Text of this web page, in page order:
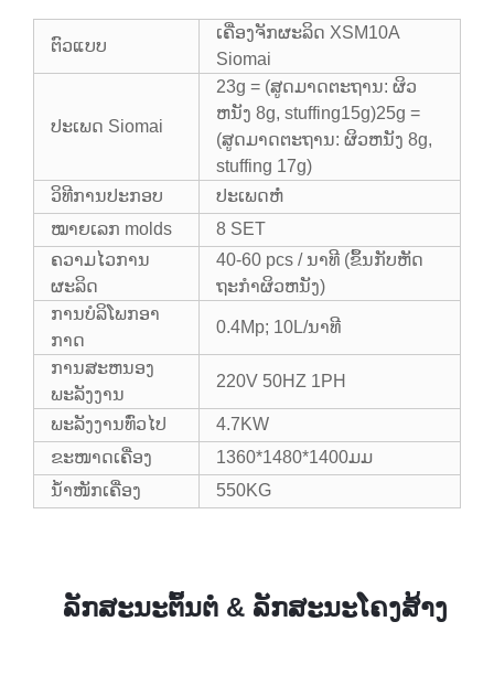
ຕົວແບບ
ເຄື່ອງຈັກຜະລິດ XSM10A
Siomai
ປະເພດ Siomai
23g = (ສູດມາດຕະຖານ: ຜິວ
ຫນັງ 8g, stuffing15g)25g =
(ສູດມາດຕະຖານ: ຜິວຫນັງ 8g,
stuffing 17g)
ວິທີການປະກອບ
ປະເພດຫໍ່
ໝາຍເລກ molds
8 SET
ຄວາມໄວການ
ຜະລິດ
40-60 pcs / ນາທີ (ຂຶ້ນກັບຫັດ
ຖະກໍາຜິວຫນັງ)
ການ​ບໍ​ລິ​ໂພກ​ອາ​
ກາດ​
0.4Mp; 10L/ນາທີ
ການສະຫນອງ
ພະລັງງານ
220V 50HZ 1PH
ພະລັງງານທົ່ວໄປ
4.7KW
ຂະໜາດເຄື່ອງ
1360*1480*1400ມມ
ນ້ຳໜັກເຄື່ອງ
550KG
ລັກສະນະຕົ້ນຕໍ & ລັກສະນະໂຄງສ້າງ